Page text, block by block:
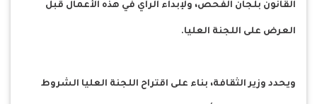
القانون بلجان الفحص، ولإبداء الرأي في هذه الأعمال قبل
العرض على اللجنة العليا.
ويحدد وزير الثقافة، بناء على اقتراح اللجنة العليا الشروط